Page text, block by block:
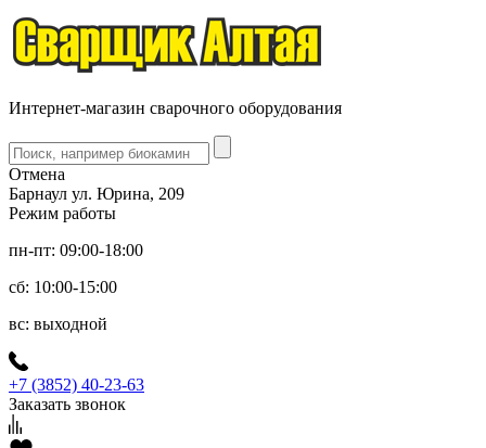
Интернет-магазин сварочного оборудования
Отмена
Барнаул ул. Юрина, 209
Режим работы
пн-пт: 09:00-18:00
сб: 10:00-15:00
вс: выходной
+7 (3852) 40-23-63
Заказать звонок